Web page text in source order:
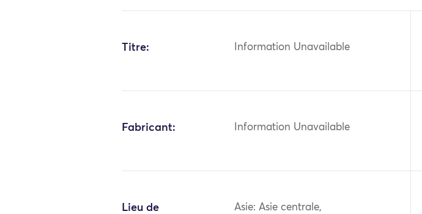
Titre: Information Unavailable
Fabricant: Information Unavailable
Lieu de
Asie: Asie centrale,